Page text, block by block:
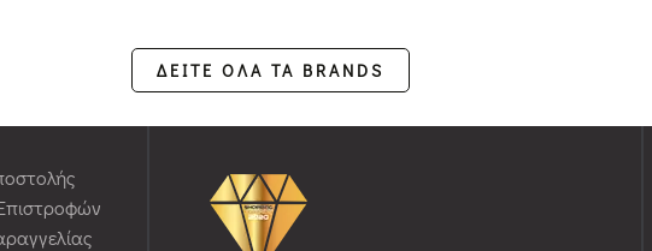
ΔΕΙΤΕ ΟΛΑ ΤΑ BRANDS